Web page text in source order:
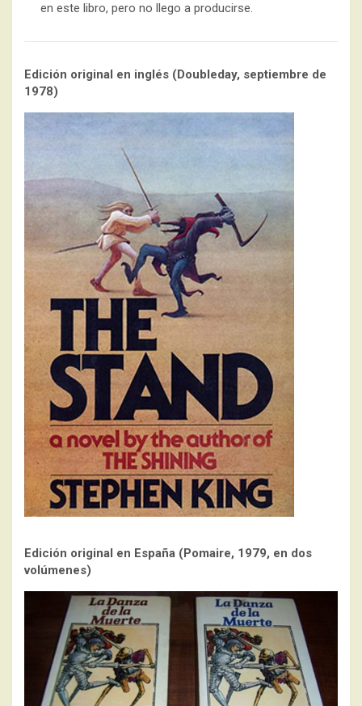
en este libro, pero no llego a producirse.
Edición original en inglés (Doubleday, septiembre de
1978)
Edición original en España (Pomaire, 1979, en dos
volúmenes)